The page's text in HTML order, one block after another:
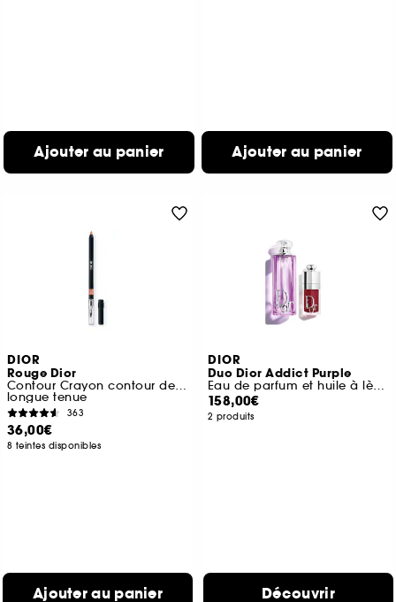
Ajouter au panier Ajouter au panier
DIOR
Rouge Dior
Contour Crayon contour des lèvres sans transfert
longue tenue
363
36,00€
8 teintes disponibles
Ajouter au panier
DIOR
Duo Dior Addict Purple
Eau de parfum et huile à lèvres hydratante
158,00€
2 produits
Découvrir